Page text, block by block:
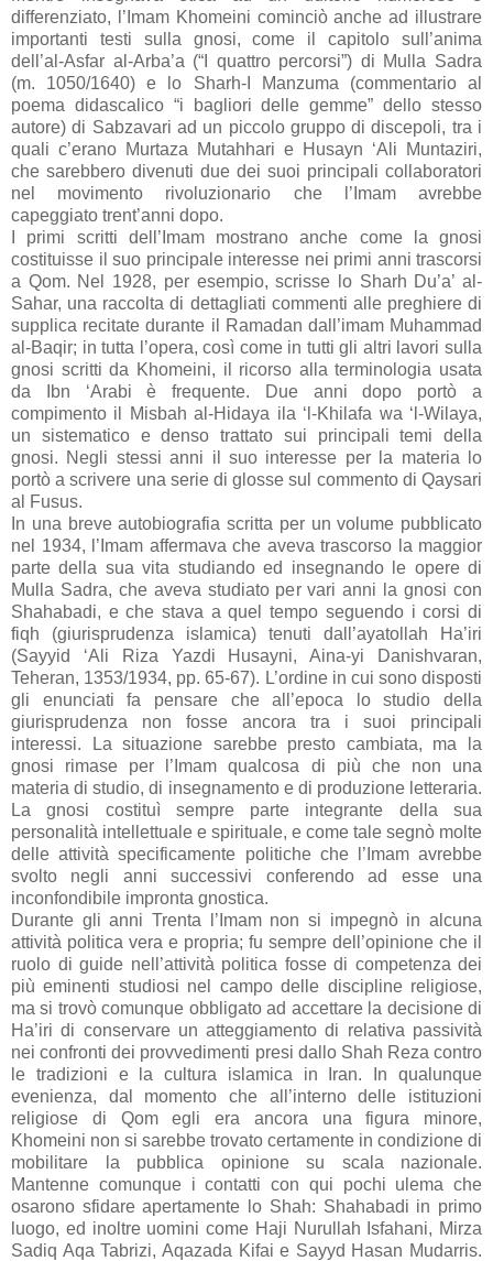
differenziato, l’Imam Khomeini cominciò anche ad illustrare
importanti testi sulla gnosi, come il capitolo sull’anima
dell’al-Asfar al-Arba’a (“I quattro percorsi”) di Mulla Sadra
(m. 1050/1640) e lo Sharh-I Manzuma (commentario al
poema didascalico “i bagliori delle gemme” dello stesso
autore) di Sabzavari ad un piccolo gruppo di discepoli, tra i
quali c’erano Murtaza Mutahhari e Husayn ‘Ali Muntaziri,
che sarebbero divenuti due dei suoi principali collaboratori
nel movimento rivoluzionario che l’Imam avrebbe
capeggiato trent’anni dopo.
I primi scritti dell’Imam mostrano anche come la gnosi
costituisse il suo principale interesse nei primi anni trascorsi
a Qom. Nel 1928, per esempio, scrisse lo Sharh Du’a’ al-
Sahar, una raccolta di dettagliati commenti alle preghiere di
supplica recitate durante il Ramadan dall’imam Muhammad
al-Baqir; in tutta l’opera, così come in tutti gli altri lavori sulla
gnosi scritti da Khomeini, il ricorso alla terminologia usata
da Ibn ‘Arabi è frequente. Due anni dopo portò a
compimento il Misbah al-Hidaya ila ‘l-Khilafa wa ‘l-Wilaya,
un sistematico e denso trattato sui principali temi della
gnosi. Negli stessi anni il suo interesse per la materia lo
portò a scrivere una serie di glosse sul commento di Qaysari
al Fusus.
In una breve autobiografia scritta per un volume pubblicato
nel 1934, l’Imam affermava che aveva trascorso la maggior
parte della sua vita studiando ed insegnando le opere di
Mulla Sadra, che aveva studiato per vari anni la gnosi con
Shahabadi, e che stava a quel tempo seguendo i corsi di
fiqh (giurisprudenza islamica) tenuti dall’ayatollah Ha’iri
(Sayyid ‘Ali Riza Yazdi Husayni, Aina-yi Danishvaran,
Teheran, 1353/1934, pp. 65-67). L’ordine in cui sono disposti
gli enunciati fa pensare che all’epoca lo studio della
giurisprudenza non fosse ancora tra i suoi principali
interessi. La situazione sarebbe presto cambiata, ma la
gnosi rimase per l’Imam qualcosa di più che non una
materia di studio, di insegnamento e di produzione letteraria.
La gnosi costituì sempre parte integrante della sua
personalità intellettuale e spirituale, e come tale segnò molte
delle attività specificamente politiche che l’Imam avrebbe
svolto negli anni successivi conferendo ad esse una
inconfondibile impronta gnostica.
Durante gli anni Trenta l’Imam non si impegnò in alcuna
attività politica vera e propria; fu sempre dell’opinione che il
ruolo di guide nell’attività politica fosse di competenza dei
più eminenti studiosi nel campo delle discipline religiose,
ma si trovò comunque obbligato ad accettare la decisione di
Ha’iri di conservare un atteggiamento di relativa passività
nei confronti dei provvedimenti presi dallo Shah Reza contro
le tradizioni e la cultura islamica in Iran. In qualunque
evenienza, dal momento che all’interno delle istituzioni
religiose di Qom egli era ancora una figura minore,
Khomeini non si sarebbe trovato certamente in condizione di
mobilitare la pubblica opinione su scala nazionale.
Mantenne comunque i contatti con qui pochi ulema che
osarono sfidare apertamente lo Shah: Shahabadi in primo
luogo, ed inoltre uomini come Haji Nurullah Isfahani, Mirza
Sadiq Aqa Tabrizi, Aqazada Kifai e Sayyd Hasan Mudarris.